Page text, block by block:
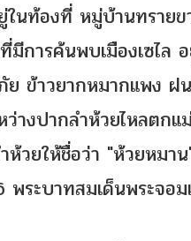
นท้องที่ หมู่บ้านทราย
การค้นพบเมืองเซไล
ข้าวยากหมากแพง ฝ
างปากลำห้วยไหลตก
วยให้ชื่อว่า "ห้วยหมา
ระบาทสมเด็นพระจอ